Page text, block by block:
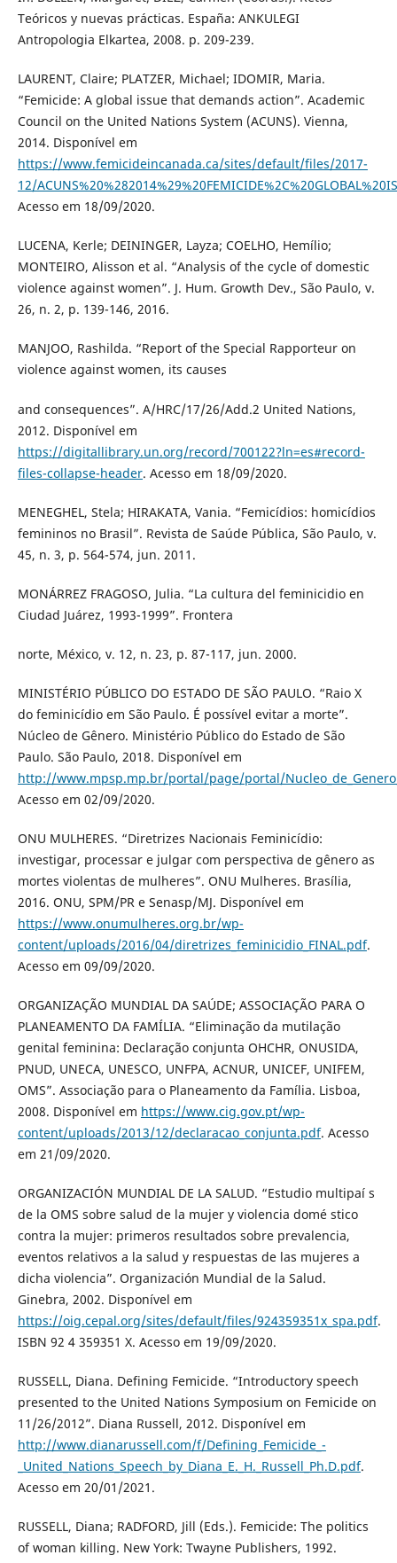
Teóricos y nuevas prácticas. España: ANKULEGI
Antropologia Elkartea, 2008. p. 209-239.
LAURENT, Claire; PLATZER, Michael; IDOMIR, Maria.
“Femicide: A global issue that demands action”. Academic
Council on the United Nations System (ACUNS). Vienna,
2014. Disponível em
https://www.femicideincanada.ca/sites/default/files/2017-
12/
Acesso em 18/09/2020.
LUCENA, Kerle; DEININGER, Layza; COELHO, Hemílio;
MONTEIRO, Alisson et al. “Analysis of the cycle of domestic
violence against women”. J. Hum. Growth Dev., São Paulo, v.
26, n. 2, p. 139-146, 2016.
MANJOO, Rashilda. “Report of the Special Rapporteur on
violence against women, its causes
and consequences”. A/HRC/17/26/Add.2 United Nations,
2012. Disponível em
https://digitallibrary.un.org/record/700122?ln=es#record-
files-collapse-header. Acesso em 18/09/2020.
MENEGHEL, Stela; HIRAKATA, Vania. “Femicídios: homicídios
femininos no Brasil”. Revista de Saúde Pública, São Paulo, v.
45, n. 3, p. 564-574, jun. 2011.
MONÁRREZ FRAGOSO, Julia. “La cultura del feminicidio en
Ciudad Juárez, 1993-1999”. Frontera
norte, México, v. 12, n. 23, p. 87-117, jun. 2000.
MINISTÉRIO PÚBLICO DO ESTADO DE SÃO PAULO. “Raio X
do feminicídio em São Paulo. É possível evitar a morte”.
Núcleo de Gênero. Ministério Público do Estado de São
Paulo. São Paulo, 2018. Disponível em
http://www.mpsp.mp.br/portal/page/portal/
Acesso em 02/09/2020.
ONU MULHERES. “Diretrizes Nacionais Feminicídio:
investigar, processar e julgar com perspectiva de gênero as
mortes violentas de mulheres”. ONU Mulheres. Brasília,
2016. ONU, SPM/PR e Senasp/MJ. Disponível em
https://www.onumulheres.org.br/wp-
content/uploads/2016/04/diretrizes_feminicidio_FINAL.pdf.
Acesso em 09/09/2020.
ORGANIZAÇÃO MUNDIAL DA SAÚDE; ASSOCIAÇÃO PARA O
PLANEAMENTO DA FAMÍLIA. “Eliminação da mutilação
genital feminina: Declaração conjunta OHCHR, ONUSIDA,
PNUD, UNECA, UNESCO, UNFPA, ACNUR, UNICEF, UNIFEM,
OMS”. Associação para o Planeamento da Família. Lisboa,
2008. Disponível em https://www.cig.gov.pt/wp-
content/uploads/2013/12/declaracao_conjunta.pdf. Acesso
em 21/09/2020.
ORGANIZACIÓN MUNDIAL DE LA SALUD. “Estudio multipaí s
de la OMS sobre salud de la mujer y violencia domé stico
contra la mujer: primeros resultados sobre prevalencia,
eventos relativos a la salud y respuestas de las mujeres a
dicha violencia”. Organización Mundial de la Salud.
Ginebra, 2002. Disponível em
https://oig.cepal.org/sites/default/files/924359351x_spa.pdf.
ISBN 92 4 359351 X. Acesso em 19/09/2020.
RUSSELL, Diana. Defining Femicide. “Introductory speech
presented to the United Nations Symposium on Femicide on
11/26/2012”. Diana Russell, 2012. Disponível em
http://www.dianarussell.com/f/Defining_Femicide_-
_United_Nations_Speech_by_Diana_E._H._Russell_Ph.D.pdf.
Acesso em 20/01/2021.
RUSSELL, Diana; RADFORD, Jill (Eds.). Femicide: The politics
of woman killing. New York: Twayne Publishers, 1992.